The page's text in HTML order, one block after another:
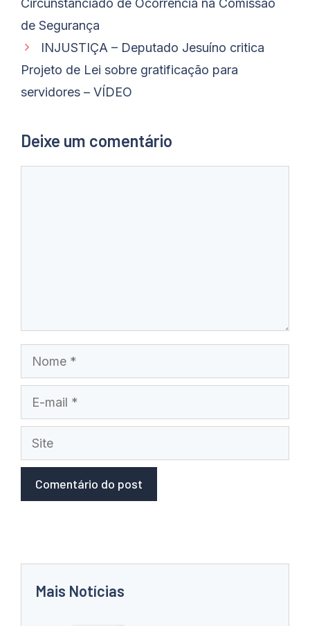
de Segurança
INJUSTIÇA – Deputado Jesuíno critica
Projeto de Lei sobre gratificação para
servidores – VÍDEO
Deixe um comentário
Nome
mail
Site
Mais Notícias